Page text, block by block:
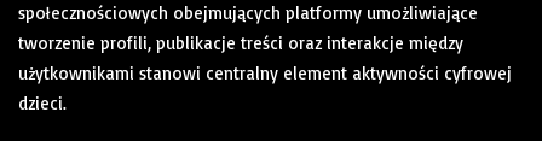
społecznościowych obejmujących platformy umożliwiające
tworzenie profili, publikacje treści oraz interakcje między
użytkownikami stanowi centralny element aktywności cyfrowej
dzieci.